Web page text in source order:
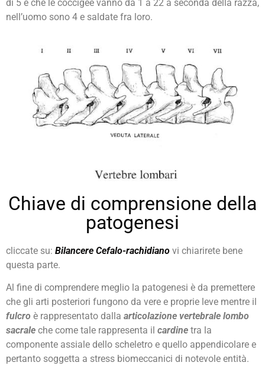
di 5 e che le coccigee vanno da 1 a 22 a seconda della razza,
nell’uomo sono 4 e saldate fra loro.
Chiave di comprensione della
patogenesi
cliccate su: Bilancere Cefalo-rachidiano vi chiarirete bene
questa parte.
Al fine di comprendere meglio la patogenesi è da premettere
che gli arti posteriori fungono da vere e proprie leve mentre il
fulcro è rappresentato dalla articolazione vertebrale lombo
sacrale che come tale rappresenta il cardine tra la
componente assiale dello scheletro e quello appendicolare e
pertanto soggetta a stress biomeccanici di notevole entità.